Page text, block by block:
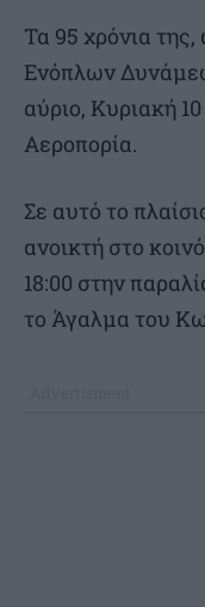
Τα 95 χρόνια
Ενόπλων
αύριο, Κυριακή
Αεροπορία.
Σε αυτό το
ανοικτή στο
18:00 στην
το Άγαλμα του